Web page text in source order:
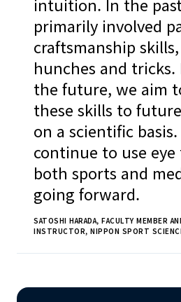
primarily involved
craftsmanship
hunches and tricks.
the future, we aim
these skills to
on a scientific
continue to use
both sports and
going forward.
SATOSHI HARADA, FACULTY MEMBER
INSTRUCTOR, NIPPON SPORT